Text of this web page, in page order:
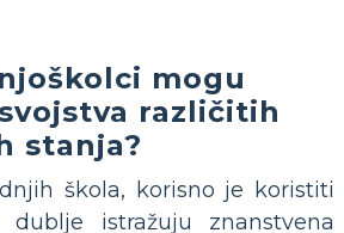
mogu
različitih
stanja?
škola, korisno je koristiti
istražuju znanstvena